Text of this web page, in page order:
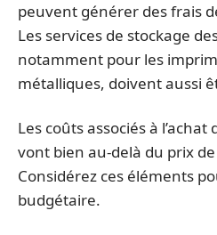
peuvent générer des frais
Les services de stockage
notamment pour les
métalliques, doivent aussi
Les coûts associés à
vont bien au-delà du prix
Considérez ces éléments
budgétaire.